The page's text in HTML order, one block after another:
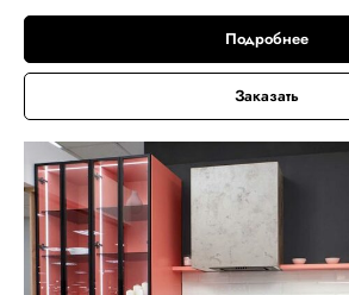
Подробнее
Заказать